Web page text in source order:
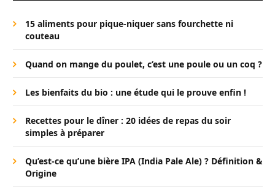
15 aliments pour pique-niquer sans fourchette ni
couteau
Quand on mange du poulet, c’est une poule ou un coq ?
Les bienfaits du bio : une étude qui le prouve enfin !
Recettes pour le dîner : 20 idées de repas du soir
simples à préparer
Qu’est-ce qu’une bière IPA (India Pale Ale) ? Définition &
Origine